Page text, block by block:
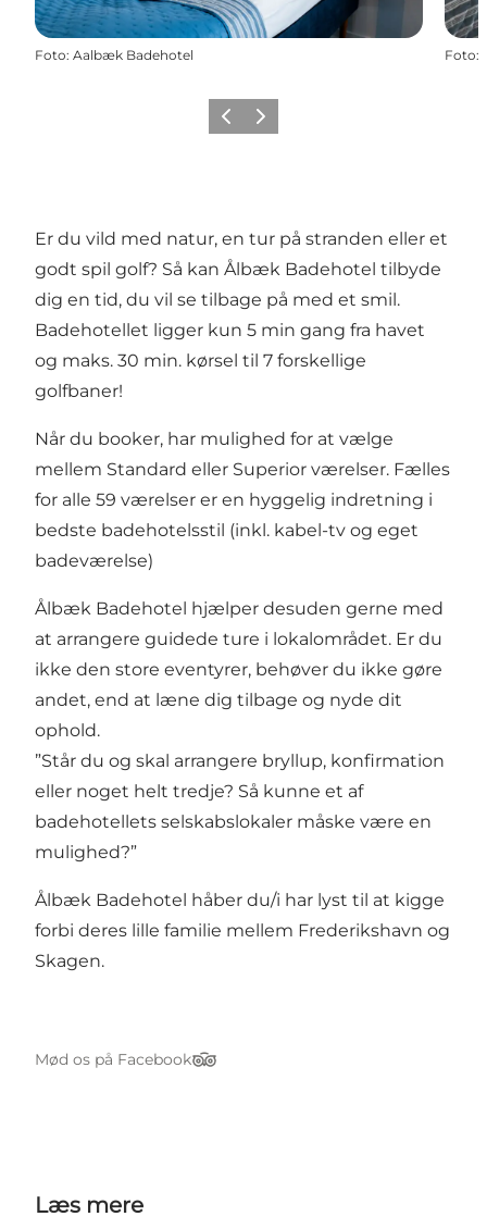
Foto: Aalbæk Badehotel Foto:
ForrigeNæste
Er du vild med natur, en tur på stranden eller et
godt spil golf? Så kan Ålbæk Badehotel tilbyde
dig en tid, du vil se tilbage på med et smil.
Badehotellet ligger kun 5 min gang fra havet
og maks. 30 min. kørsel til 7 forskellige
golfbaner!
Når du booker, har mulighed for at vælge
mellem Standard eller Superior værelser. Fælles
for alle 59 værelser er en hyggelig indretning i
bedste badehotelsstil (inkl. kabel-tv og eget
badeværelse)
Ålbæk Badehotel hjælper desuden gerne med
at arrangere guidede ture i lokalområdet. Er du
ikke den store eventyrer, behøver du ikke gøre
andet, end at læne dig tilbage og nyde dit
ophold.
”Står du og skal arrangere bryllup, konfirmation
eller noget helt tredje? Så kunne et af
badehotellets selskabslokaler måske være en
mulighed?”
Ålbæk Badehotel håber du/i har lyst til at kigge
forbi deres lille familie mellem Frederikshavn og
Skagen.
Mød os på Facebook
TripAdvisor
Læs mere